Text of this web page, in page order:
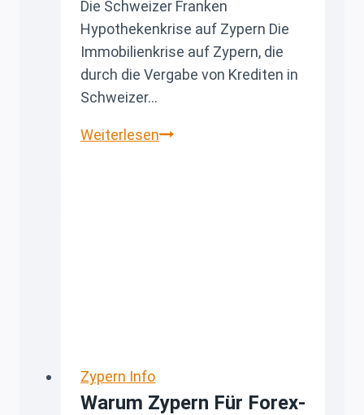
Die Schweizer Franken
Hypothekenkrise auf Zypern Die
Immobilienkrise auf Zypern, die
durch die Vergabe von Krediten in
Schweizer…
WeiterlesenDie
Zypern Info
Warum Zypern Für Forex-